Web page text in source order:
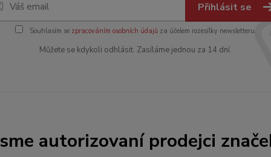
Přihlásit se
Souhlasím se zpracováním osobních údajůza účelem rozesílky newsletteru.
Můžete se kdykoli odhlásit. Zasíláme jednou za 14 dní.
autorizovaní prodejci